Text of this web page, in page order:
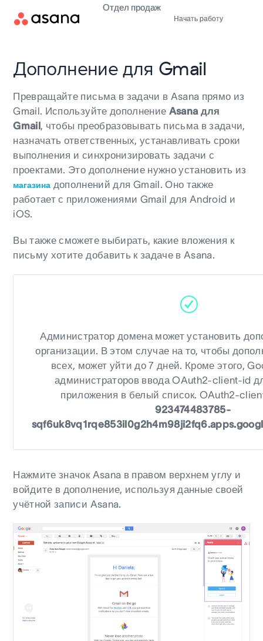
Начать работу
Отдел продаж
Дополнение для Gmail
Превращайте письма в задачи в Asana прямо из
Gmail. Используйте дополнение Asana для
Gmail, чтобы преобразовывать письма в задачи,
назначать ответственных, устанавливать сроки
выполнения и синхронизировать задачи с
проектами. Это дополнение нужно установить из
магазина дополнений для Gmail. Оно также
работает с приложениями Gmail для Android и
iOS.
Вы также сможете выбирать, какие вложения к
письму хотите добавить к задаче в Asana.
Администратор домена может установить
организации. В этом случае на то, чтобы
всех, может уйти до 7 дней. Кроме этого,
администраторов ввода OAuth2-client-id
приложения в белый список. OAuth2-
923474483785-
Нажмите значок Asana в правом верхнем углу и
войдите в дополнение, используя данные своей
учётной записи Asana.